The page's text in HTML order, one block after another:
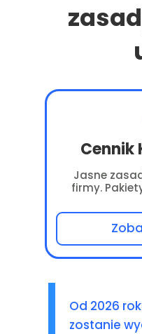
Od 2026
zostanie
Cennik
Jasne
firmy.